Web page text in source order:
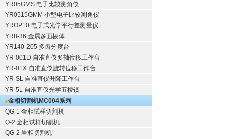
YR05GMS 电子比较测角仪
YR0515GMM 小型电子比较测角仪
YROP10 电子式光学平行差测量仪
YR8-36 金属多面棱体
YR140-205 多齿分度台
YR-001D 自准直仪多轴位移工作台
YR-01X 自准直仪旋转位移工作台
YR-SL 自准直仪升降工作台
YR-5L 自准直仪光学五棱镜
金相切割机MC004系列
QG-1 金相试样切割机
Q-2 金相试样切割机
QG-2 岩相切割机